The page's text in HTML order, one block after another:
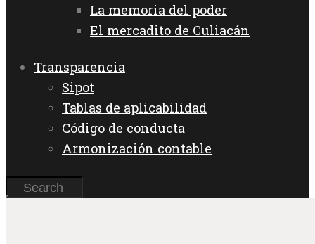
La memoria del poder
El mercadito de Culiacán
Transparencia
Sipot
Tablas de aplicabilidad
Código de conducta
Armonización contable